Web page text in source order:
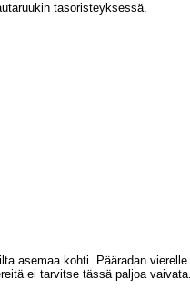
tasoristeyksessä.
asemaa kohti. Pääradan vierelle
ei tarvitse tässä paljoa vaivata.